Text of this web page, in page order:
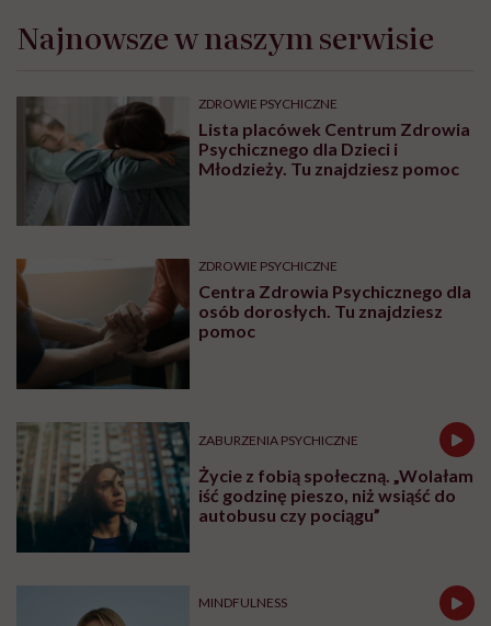
Najnowsze w naszym serwisie
ZDROWIE PSYCHICZNE
Lista placówek Centrum Zdrowia
Psychicznego dla Dzieci i
Młodzieży. Tu znajdziesz pomoc
ZDROWIE PSYCHICZNE
Centra Zdrowia Psychicznego dla
osób dorosłych. Tu znajdziesz
pomoc
ZABURZENIA PSYCHICZNE
Życie z fobią społeczną. „Wolałam
iść godzinę pieszo, niż wsiąść do
autobusu czy pociągu”
MINDFULNESS